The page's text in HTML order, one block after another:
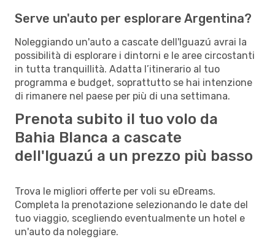
Serve un'auto per esplorare Argentina?
Noleggiando un'auto a cascate dell'Iguazú avrai la
possibilità di esplorare i dintorni e le aree circostanti
in tutta tranquillità. Adatta l’itinerario al tuo
programma e budget, soprattutto se hai intenzione
di rimanere nel paese per più di una settimana.
Prenota subito il tuo volo da
Bahia Blanca a cascate
dell'Iguazú a un prezzo più basso
Trova le migliori offerte per voli su eDreams.
Completa la prenotazione selezionando le date del
tuo viaggio, scegliendo eventualmente un hotel e
un'auto da noleggiare.